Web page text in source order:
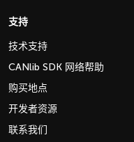
支持
技术支持
CANlib SDK 网络帮助
购买地点
开发者资源
联系我们